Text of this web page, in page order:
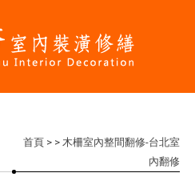
首頁 > > 木柵室內整間翻修-台北室
內翻修